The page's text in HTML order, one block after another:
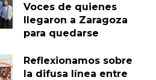
Voces de quienes
llegaron a Zaragoza
para quedarse
Reflexionamos sobre
la difusa línea entre